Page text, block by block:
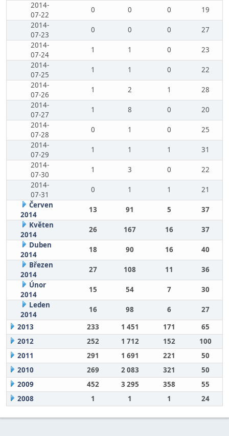
2014-
07-22
0 0 0
19
2014-
07-23
0 0 0
27
2014-
07-24
1 1 0
23
2014-
07-25
1 1 0
22
2014-
07-26
1 2 1
28
2014-
07-27
1 8 0
20
2014-
07-28
0 1 0
25
2014-
07-29
1 1 1
31
2014-
07-30
1 3 0
22
2014-
07-31
0 1 1
21
Červen
2014
13 91 5
37
Květen
2014
26 167 16
37
Duben
2014
18 90 16
40
Březen
2014
27 108 11
36
Únor
2014
15 54 7
30
Leden
2014
16 98 6
27
2013
233 1 451 171
65
2012
252 1 712 152
100
2011
291 1 691 221
50
2010
269 2 083 321
50
2009
452 3 295 358
55
2008
1 1 1 24